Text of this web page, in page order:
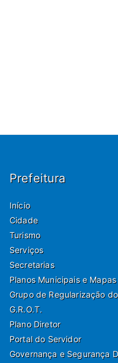
Prefeitura
Início
Cidade
Turismo
Serviços
Secretarias
Planos Municipais e Mapas
Grupo de Regularização
G.R.O.T.
Plano Diretor
Portal do Servidor
Governança e Segurança